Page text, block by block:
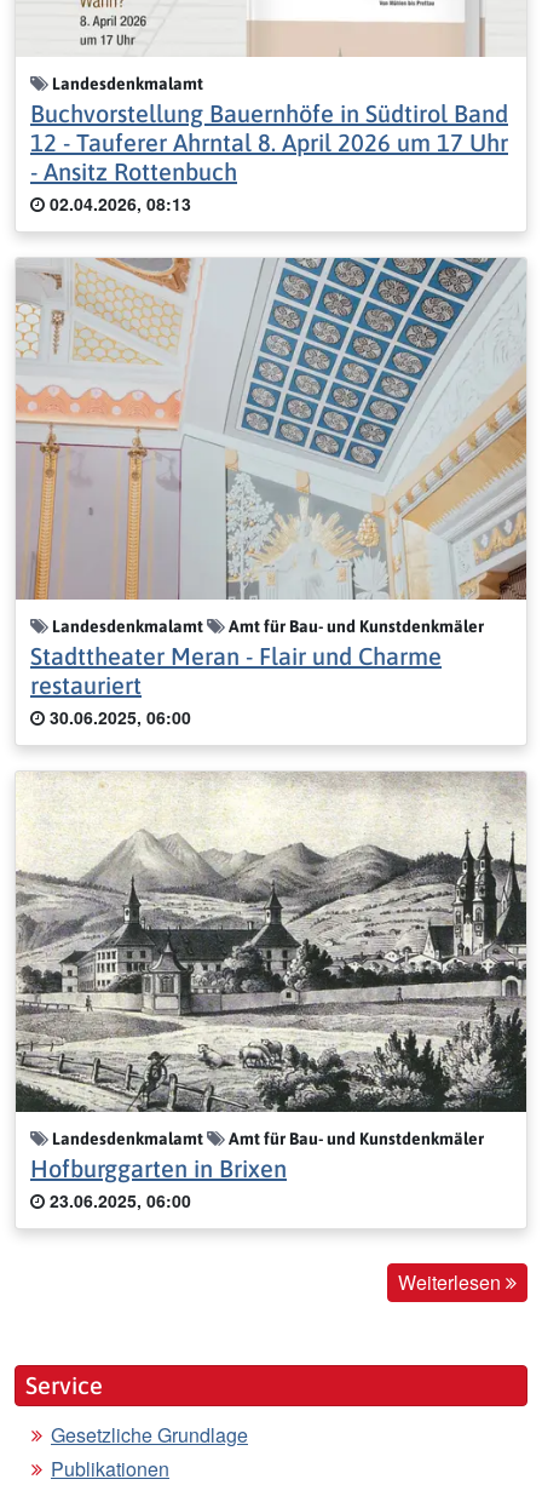
Landesdenkmalamt
Buchvorstellung Bauernhöfe in Südtirol Band
12 - Tauferer Ahrntal 8. April 2026 um 17 Uhr
- Ansitz Rottenbuch
02.04.2026, 08:13
Landesdenkmalamt Amt für Bau- und Kunstdenkmäler
Stadttheater Meran - Flair und Charme
restauriert
30.06.2025, 06:00
Landesdenkmalamt Amt für Bau- und Kunstdenkmäler
Hofburggarten in Brixen
23.06.2025, 06:00
Weiterlesen
Service
Gesetzliche Grundlage
Publikationen